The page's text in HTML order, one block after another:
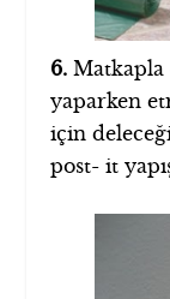
6.
yaparken
için
post- it